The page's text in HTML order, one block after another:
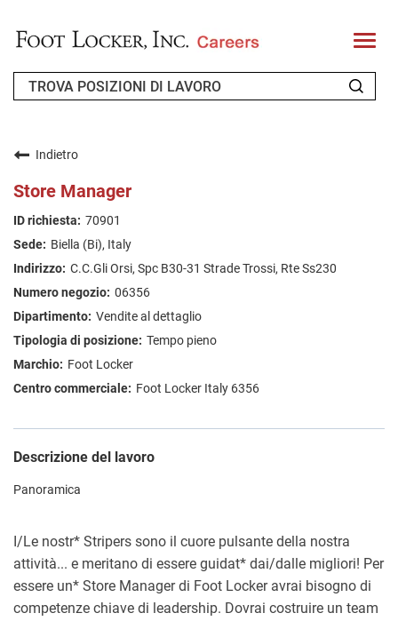
T
o
l
FAQ
CERCA LAVORO
Indietro
Store Manager
70901
Biella (Bi), Italy
C.C.Gli Orsi, Spc B30-31 Strade Trossi, Rte Ss230
06356
Vendite al dettaglio
Tempo pieno
Foot Locker
Foot Locker Italy 6356
Descrizione del lavoro
Panoramica
I/Le nostr* Stripers sono il cuore pulsante della nostra
attività... e meritano di essere guidat* dai/dalle migliori! Per
essere un* Store Manager di Foot Locker avrai bisogno di
competenze chiave di leadership. Dovrai costruire un team